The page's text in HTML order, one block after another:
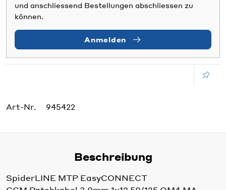
und anschliessend Bestellungen abschliessen zu
können.
Anmelden
Art-Nr. 945422
Beschreibung
SpiderLINE MTP EasyCONNECT